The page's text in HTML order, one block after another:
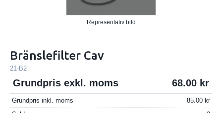
Representativ bild
Bränslefilter Cav
21-B2
Grundpris exkl. moms 68.00
Grundpris inkl. moms
85.00